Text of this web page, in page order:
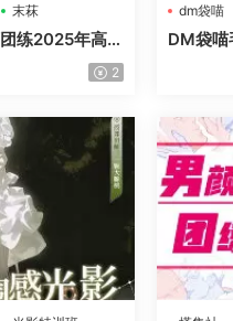
末菻
练2025年高
2
dm袋喵
DM袋喵